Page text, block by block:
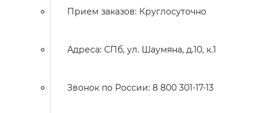
Прием заказов: Круглосуточно
Адреса: СПб, ул. Шаумяна, д.10, к.1
Звонок по России: 8 800 301-17-13